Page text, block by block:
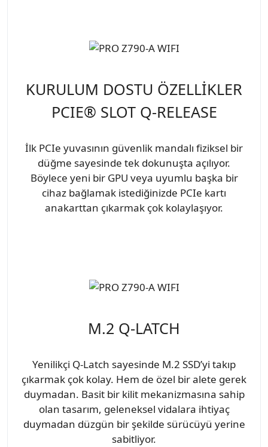
KURULUM DOSTU ÖZELLİKLER
PCIE® SLOT Q-RELEASE
İlk PCIe yuvasının güvenlik mandalı fiziksel bir
düğme sayesinde tek dokunuşta açılıyor.
Böylece yeni bir GPU veya uyumlu başka bir
cihaz bağlamak istediğinizde PCIe kartı
anakarttan çıkarmak çok kolaylaşıyor.
M.2 Q-LATCH
Yenilikçi Q-Latch sayesinde M.2 SSD’yi takıp
çıkarmak çok kolay. Hem de özel bir alete gerek
duymadan. Basit bir kilit mekanizmasına sahip
olan tasarım, geleneksel vidalara ihtiyaç
duymadan düzgün bir şekilde sürücüyü yerine
sabitliyor.